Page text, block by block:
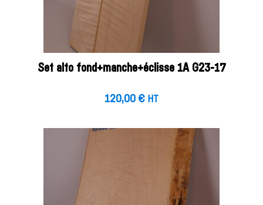
Set alto fond+manche+éclisse 1A G23-17
120,00 € HT